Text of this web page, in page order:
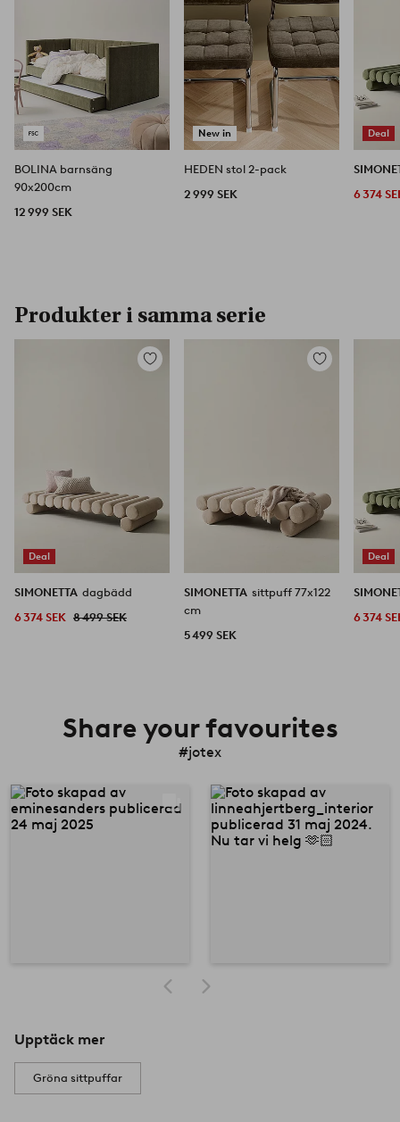
BOLINA barnsäng
90x200cm
12 999 SEK
New in
HEDEN stol 2-pack
2 999 SEK
Deal
6 374
Produkter i samma serie
Deal
Lägg
SIMONETTA dagbädd
6 374 SEK 8 499 SEK
Lägg
SIMONETTA sittpuff 77x122
cm
5 499 SEK
Deal
6 374
Share your favourites
#jotex
Upptäck mer
Gröna sittpuffar